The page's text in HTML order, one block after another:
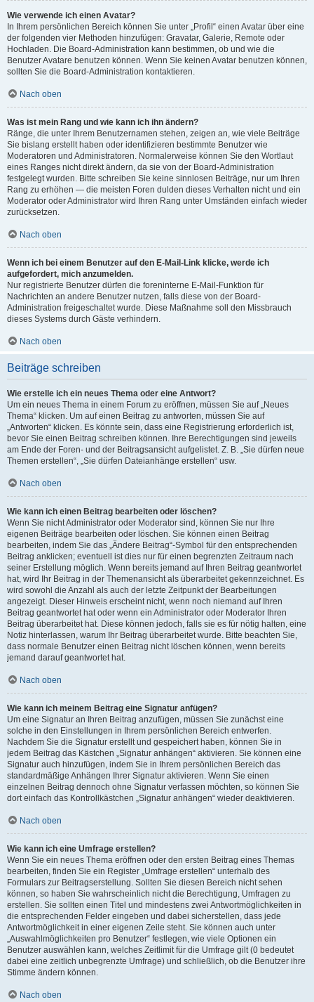
Wie verwende ich einen Avatar?
In Ihrem persönlichen Bereich können Sie unter „Profil“ einen Avatar über eine
der folgenden vier Methoden hinzufügen: Gravatar, Galerie, Remote oder
Hochladen. Die Board-Administration kann bestimmen, ob und wie die
Benutzer Avatare benutzen können. Wenn Sie keinen Avatar benutzen können,
sollten Sie die Board-Administration kontaktieren.
Nach oben
Was ist mein Rang und wie kann ich ihn ändern?
Ränge, die unter Ihrem Benutzernamen stehen, zeigen an, wie viele Beiträge
Sie bislang erstellt haben oder identifizieren bestimmte Benutzer wie
Moderatoren und Administratoren. Normalerweise können Sie den Wortlaut
eines Ranges nicht direkt ändern, da sie von der Board-Administration
festgelegt wurden. Bitte schreiben Sie keine sinnlosen Beiträge, nur um Ihren
Rang zu erhöhen — die meisten Foren dulden dieses Verhalten nicht und ein
Moderator oder Administrator wird Ihren Rang unter Umständen einfach wieder
zurücksetzen.
Nach oben
Wenn ich bei einem Benutzer auf den E-Mail-Link klicke, werde ich
aufgefordert, mich anzumelden.
Nur registrierte Benutzer dürfen die foreninterne E-Mail-Funktion für
Nachrichten an andere Benutzer nutzen, falls diese von der Board-
Administration freigeschaltet wurde. Diese Maßnahme soll den Missbrauch
dieses Systems durch Gäste verhindern.
Nach oben
Beiträge schreiben
Wie erstelle ich ein neues Thema oder eine Antwort?
Um ein neues Thema in einem Forum zu eröffnen, müssen Sie auf „Neues
Thema“ klicken. Um auf einen Beitrag zu antworten, müssen Sie auf
„Antworten“ klicken. Es könnte sein, dass eine Registrierung erforderlich ist,
bevor Sie einen Beitrag schreiben können. Ihre Berechtigungen sind jeweils
am Ende der Foren- und der Beitragsansicht aufgelistet. Z. B. „Sie dürfen neue
Themen erstellen“, „Sie dürfen Dateianhänge erstellen“ usw.
Nach oben
Wie kann ich einen Beitrag bearbeiten oder löschen?
Wenn Sie nicht Administrator oder Moderator sind, können Sie nur Ihre
eigenen Beiträge bearbeiten oder löschen. Sie können einen Beitrag
bearbeiten, indem Sie das „Ändere Beitrag“-Symbol für den entsprechenden
Beitrag anklicken; eventuell ist dies nur für einen begrenzten Zeitraum nach
seiner Erstellung möglich. Wenn bereits jemand auf Ihren Beitrag geantwortet
hat, wird Ihr Beitrag in der Themenansicht als überarbeitet gekennzeichnet. Es
wird sowohl die Anzahl als auch der letzte Zeitpunkt der Bearbeitungen
angezeigt. Dieser Hinweis erscheint nicht, wenn noch niemand auf Ihren
Beitrag geantwortet hat oder wenn ein Administrator oder Moderator Ihren
Beitrag überarbeitet hat. Diese können jedoch, falls sie es für nötig halten, eine
Notiz hinterlassen, warum Ihr Beitrag überarbeitet wurde. Bitte beachten Sie,
dass normale Benutzer einen Beitrag nicht löschen können, wenn bereits
jemand darauf geantwortet hat.
Nach oben
Wie kann ich meinem Beitrag eine Signatur anfügen?
Um eine Signatur an Ihren Beitrag anzufügen, müssen Sie zunächst eine
solche in den Einstellungen in Ihrem persönlichen Bereich entwerfen.
Nachdem Sie die Signatur erstellt und gespeichert haben, können Sie in
jedem Beitrag das Kästchen „Signatur anhängen“ aktivieren. Sie können eine
Signatur auch hinzufügen, indem Sie in Ihrem persönlichen Bereich das
standardmäßige Anhängen Ihrer Signatur aktivieren. Wenn Sie einen
einzelnen Beitrag dennoch ohne Signatur verfassen möchten, so können Sie
dort einfach das Kontrollkästchen „Signatur anhängen“ wieder deaktivieren.
Nach oben
Wie kann ich eine Umfrage erstellen?
Wenn Sie ein neues Thema eröffnen oder den ersten Beitrag eines Themas
bearbeiten, finden Sie ein Register „Umfrage erstellen“ unterhalb des
Formulars zur Beitragserstellung. Sollten Sie diesen Bereich nicht sehen
können, so haben Sie wahrscheinlich nicht die Berechtigung, Umfragen zu
erstellen. Sie sollten einen Titel und mindestens zwei Antwortmöglichkeiten in
die entsprechenden Felder eingeben und dabei sicherstellen, dass jede
Antwortmöglichkeit in einer eigenen Zeile steht. Sie können auch unter
„Auswahlmöglichkeiten pro Benutzer“ festlegen, wie viele Optionen ein
Benutzer auswählen kann, welches Zeitlimit für die Umfrage gilt (0 bedeutet
dabei eine zeitlich unbegrenzte Umfrage) und schließlich, ob die Benutzer ihre
Stimme ändern können.
Nach oben